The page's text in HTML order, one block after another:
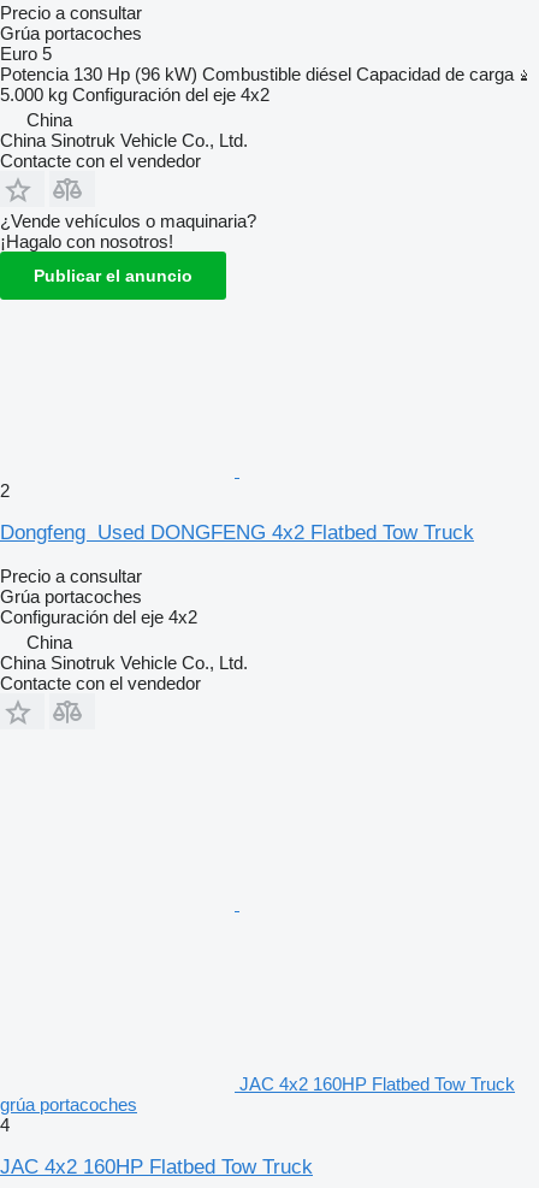
Precio a consultar
Grúa portacoches
Euro 5
Potencia 130 Hp (96 kW) Combustible diésel Capacidad de carga
5.000 kg Configuración del eje 4x2
China
China Sinotruk Vehicle Co., Ltd.
Contacte con el vendedor
¿Vende vehículos o maquinaria?
¡Hagalo con nosotros!
Publicar el anuncio
2
Dongfeng ​ Used DONGFENG 4x2 Flatbed Tow Truck
Precio a consultar
Grúa portacoches
Configuración del eje 4x2
China
China Sinotruk Vehicle Co., Ltd.
Contacte con el vendedor
JAC 4x2 160HP Flatbed Tow Truck
grúa portacoches
4
JAC 4x2 160HP Flatbed Tow Truck